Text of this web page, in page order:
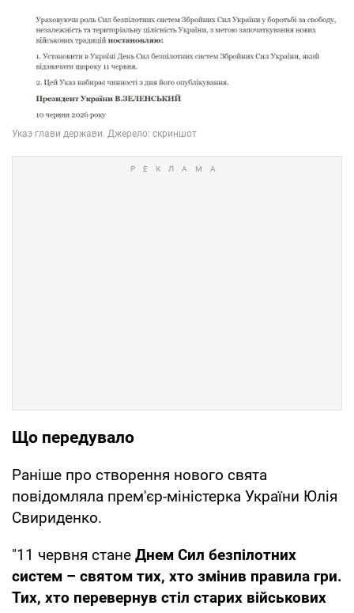
Що передувало
Раніше про створення нового свята
повідомляла прем'єр-міністерка України Юлія
Свириденко.
"11 червня стане Днем Сил безпілотних
систем – святом тих, хто змінив правила гри.
Тих, хто перевернув стіл старих військових